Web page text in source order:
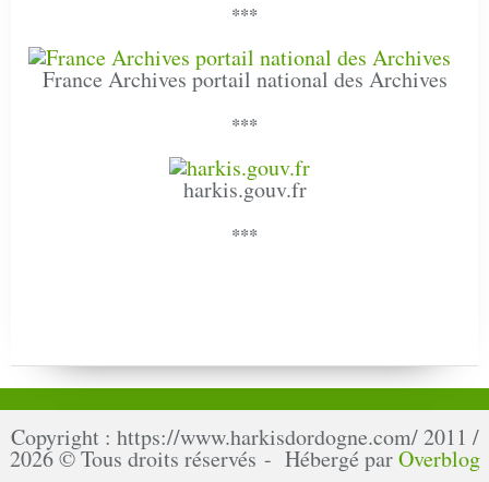
***
France Archives portail national des Archives
***
harkis.gouv.fr
***
Copyright : https://www.harkisdordogne.com/ 2011 /
2026 © Tous droits réservés - Hébergé parOverblog